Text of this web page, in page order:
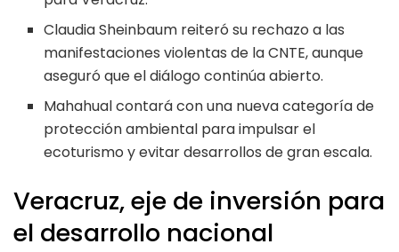
Claudia Sheinbaum reiteró su rechazo a las
manifestaciones violentas de la CNTE, aunque
aseguró que el diálogo continúa abierto.
Mahahual contará con una nueva categoría de
protección ambiental para impulsar el
ecoturismo y evitar desarrollos de gran escala.
Veracruz, eje de inversión para
el desarrollo nacional